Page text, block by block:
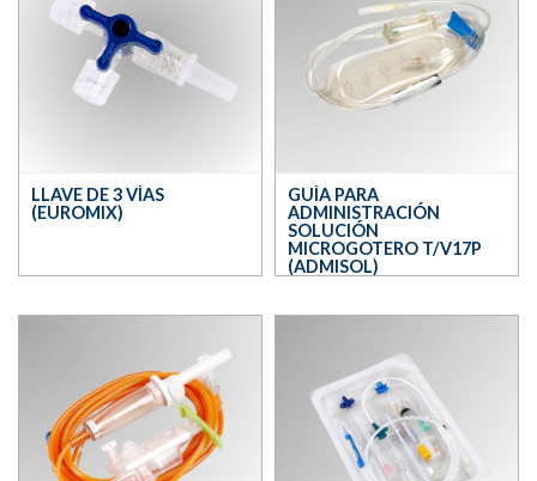
LLAVE DE 3 VÍAS
(EUROMIX)
GUÍA PARA
ADMINISTRACIÓN
SOLUCIÓN
MICROGOTERO T/V17P
(ADMISOL)